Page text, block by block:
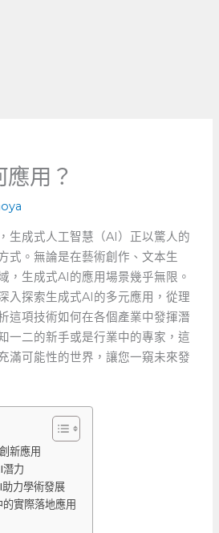
用？
生成式人工智慧（AI）正以驚人的
式。無論是在藝術創作、文本生
，生成式AI的應用場景幾乎無限。
入探索生成式AI的多元應用，從理
這項技術如何在各個產業中發揮潛
一二的新手或是行業中的專家，這
滿可能性的世界，讓您一窺未來發
新應用
潛力
力學術發展
實際落地應用